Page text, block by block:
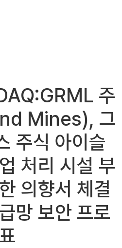
주
Mines), 그
주식 아이슬
처리 시설 부
의향서 체결
망 보안 프로